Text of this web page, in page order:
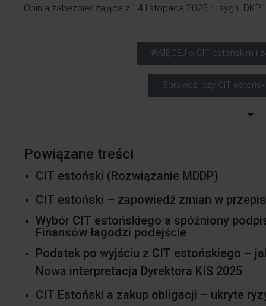
Opinia zabezpieczająca z 14 listopada 2025 r., sygn.
#WIĘCEJ o CIT estońskim i
Sprawdź, czy CIT
Powiązane treści
CIT estoński (Rozwiązanie MDDP)
CIT estoński – zapowiedź zmian w
Wybór CIT estońskiego a spóźniony
Finansów łagodzi podejście
Podatek po wyjściu z CIT estońskiego –
Nowa interpretacja Dyrektora KIS 2025
CIT Estoński a zakup obligacji – ukryte